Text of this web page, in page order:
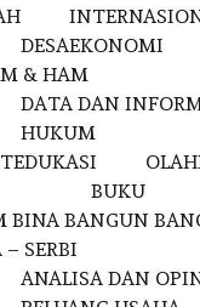
DESAEKONOMI
& HAM
DATA DAN
HUKUM
EDUKASI
BUKU
BINA BANGUN
– SERBI
ANALISA DAN